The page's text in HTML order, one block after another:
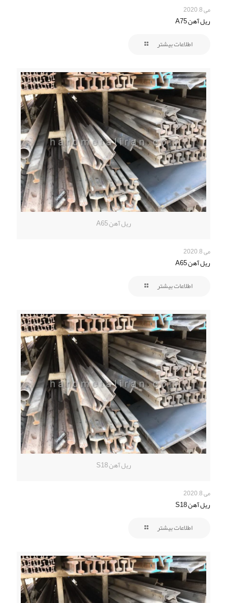
می 8, 2020
ریل آهن A75
اطلاعات بیشتر
ریل آهن A65
می 8, 2020
ریل آهن A65
اطلاعات بیشتر
ریل آهن S18
می 8, 2020
ریل آهن S18
اطلاعات بیشتر